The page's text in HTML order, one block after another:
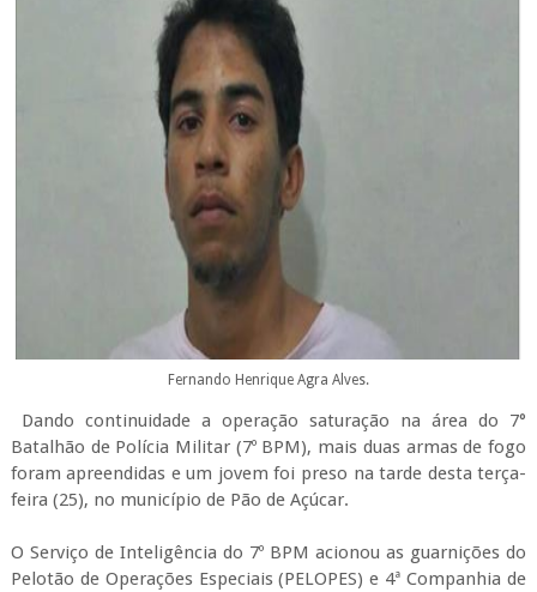
Fernando Henrique Agra Alves.
Dando continuidade a operação saturação na área do 7°
Batalhão de Polícia Militar (7º BPM), mais duas armas de fogo
foram apreendidas e um jovem foi preso na tarde desta terça-
feira (25), no município de Pão de Açúcar.
O Serviço de Inteligência do 7º BPM acionou as guarnições do
Pelotão de Operações Especiais (PELOPES) e 4ª Companhia de